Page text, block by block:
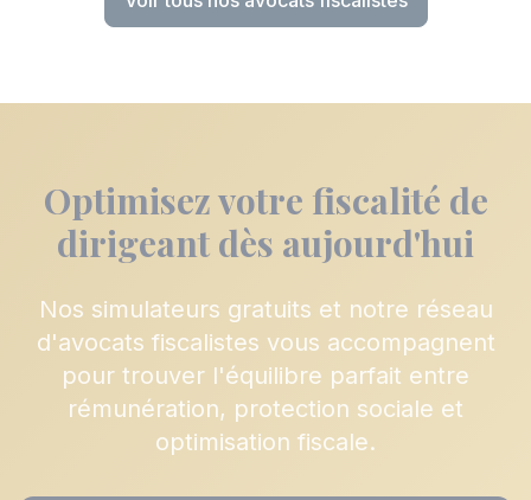
Optimisez votre fiscalité de
dirigeant dès aujourd'hui
Nos simulateurs gratuits et notre réseau
d'avocats fiscalistes vous accompagnent
pour trouver l'équilibre parfait entre
rémunération, protection sociale et
optimisation fiscale.